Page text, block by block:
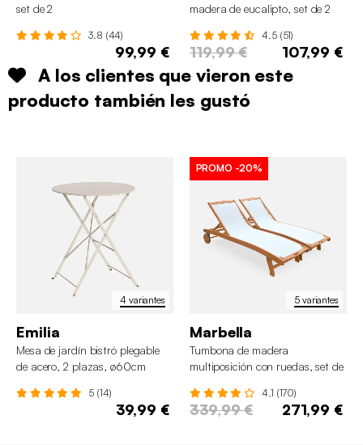
set de 2
3.8 (44)
99,99 €
madera de eucalipto, set de 2
4.5 (51)
119,99 € 107,99 €
A los clientes que vieron este
producto también les gustó
4 variantes
Emilia
Mesa de jardín bistró plegable
de acero, 2 plazas, ø60cm
5 (14)
39,99 €
5 variantes
PROMO -20%
Marbella
Tumbona de madera
multiposición con ruedas, set de
4.1 (170)
339,99 € 271,99 €